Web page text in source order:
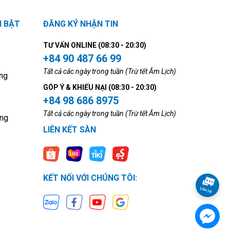
BẬT ĐĂNG KÝ NHẬN TIN
TƯ VẤN ONLINE (08:30 - 20:30)
+84 90 487 66 99
Tất cả các ngày trong tuần (Trừ tết Âm Lịch)
GÓP Ý & KHIẾU NẠI (08:30 - 20:30)
+84 98 686 8975
Tất cả các ngày trong tuần (Trừ tết Âm Lịch)
LIÊN KẾT SÀN
KẾT NỐI VỚI CHÚNG TÔI: